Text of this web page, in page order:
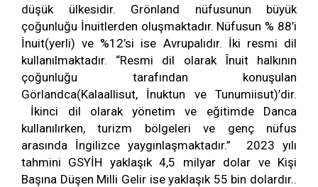
düşük ülkesidir. Grönland nüfusunun büyük
çoğunluğu İnuitlerden oluşmaktadır. Nüfusun % 88’i
İnuit(yerli) ve %12’si ise Avrupalıdır. İki resmi dil
kullanılmaktadır. “Resmi dil olarak Înuit halkının
çoğunluğu tarafından konuşulan
Görlandca(Kalaallisut, İnuktun ve Tunumiisut)’dir.
İkinci dil olarak yönetim ve eğitimde Danca
kullanılırken, turizm bölgeleri ve genç nüfus
arasında İngilizce yaygınlaşmaktadır.” 2023 yılı
tahmini GSYİH yaklaşık 4,5 milyar dolar ve Kişi
Başına Düşen Milli Gelir ise yaklaşık 55 bin dolardır..